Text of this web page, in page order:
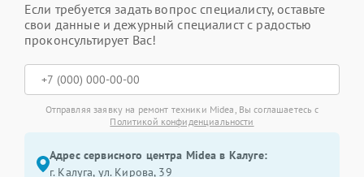
Если требуется задать вопрос специалисту, оставьте
свои данные и дежурный специалист с радостью
проконсультирует Вас!
Отправляя заявку на ремонт техники Midea, Вы соглашаетесь с
Политикой конфиденциальности
Адрес сервисного центра Midea в Калуге:
г. Калуга, ул. Кирова, 39